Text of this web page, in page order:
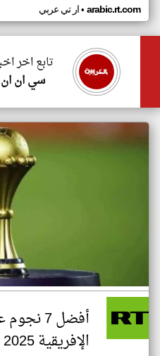
ار تي عربي• arabic.rt.com
تابع اخر
سي ان
أفضل 7
الإفريقية 2025